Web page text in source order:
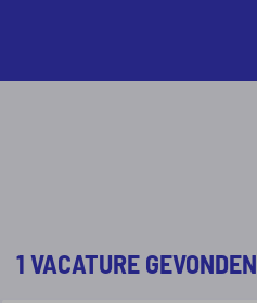
1 VACATURE GEVONDEN